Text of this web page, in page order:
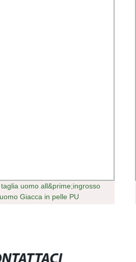
uomo all&prime;ingrosso
Giacca in pelle PU